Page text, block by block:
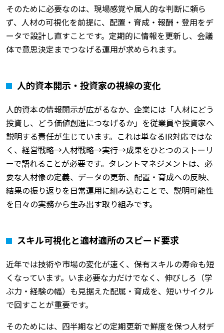
そのために必要なのは、現場感覚や属人的な判断に頼ら
ず、人材の可視化を前提に、配置・育成・報酬・登用をデ
ータで設計し直すことです。定期的に情報を更新し、会議
体で意思決定までつなげる運用が求められます。
人的資本開示・投資家の視線の変化
人的資本の情報開示が広がるなか、企業には「人材にどう
投資し、どう価値創造につなげるか」を従業員や投資家へ
説明する責任が生じています。これは単なるIR対応ではな
く、経営戦略→人材戦略→実行→成果をひとつのストーリ
ーで語れることが必要です。タレントマネジメントは、必
要な人材像の定義、データの更新、配置・育成への反映、
結果の振り返りを日常運用に組み込むことで、説明可能性
を日々の実務から生み出す取り組みです。
スキル可視化と適材適所のスピード要求
近年では技術や市場の変化が速く、保有スキルの寿命も短
くなっています。いま必要な力だけでなく、伸びしろ（学
ぶ力・経験の幅）も見据えた配属・育成を、短いサイクル
で回すことが重要です。
そのためには、四半期などの定期更新で鮮度を保つ人材デ